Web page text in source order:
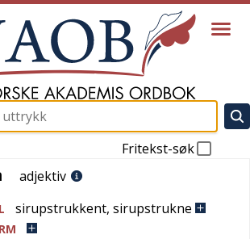
Fritekst-søk
adjektiv
sirupstrukkent, sirupstrukne